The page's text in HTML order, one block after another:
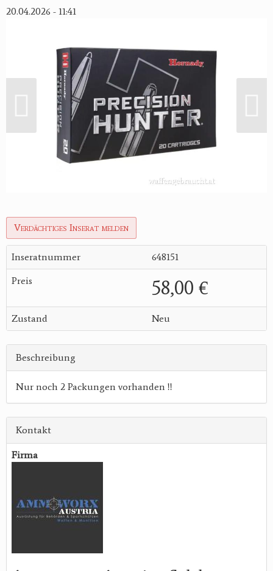
20.04.2026 - 11:41
Verdächtiges Inserat melden
Inseratnummer 648151
Preis 58,00 €
Zustand Neu
Beschreibung
Nur noch 2 Packungen vorhanden !!
Kontakt
Firma